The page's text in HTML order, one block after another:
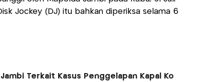
Jockey (DJ) itu bahkan diperiksa selama 6
Terkait Kasus Penggelapan Kapal Ko